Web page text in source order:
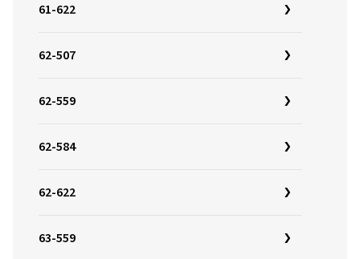
61-622
62-507
62-559
62-584
62-622
63-559